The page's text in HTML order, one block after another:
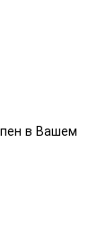
в Вашем